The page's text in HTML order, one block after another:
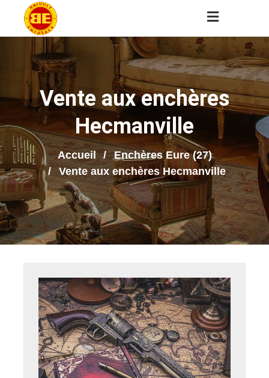
Vente aux enchères
Hecmanville
Accueil
Enchères Eure (27)
Vente aux enchères Hecmanville